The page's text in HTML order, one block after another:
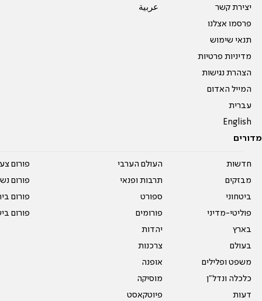
יצירת קשר
פרסמו אצלנו
תנאי שימוש
מדיניות פרטיות
הצהרת נגישות
המייל האדום
עברית
English
عربية
מדורים
חדשות
מבזקים
ביטחוני
פוליטי-מדיני
בארץ
בעולם
משפט ופלילים
כלכלה ונדל"ן
דעות
העולם הערבי
תרבות ופנאי
ספורט
פורומים
יהדות
צרכנות
אופנה
מוסיקה
פיוטקאסט
פורום
פורום
פורום
פורום